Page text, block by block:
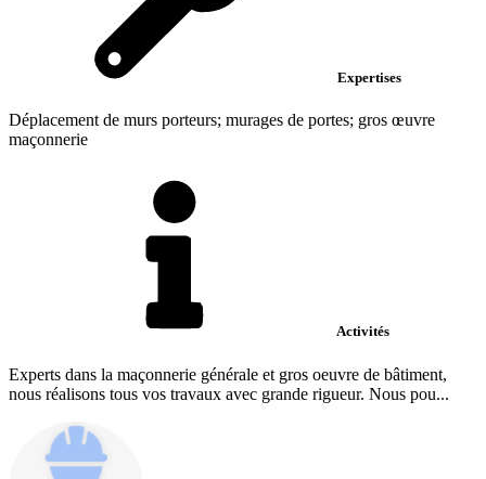
Expertises
Déplacement de murs porteurs; murages de portes; gros œuvre
maçonnerie
Activités
Experts dans la maçonnerie générale et gros oeuvre de bâtiment,
nous réalisons tous vos travaux avec grande rigueur. Nous pou...